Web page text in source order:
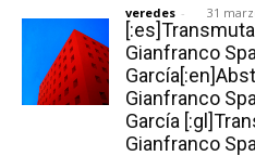
veredes - 31
Gianfranco
Gianfranco
García
Gianfranco